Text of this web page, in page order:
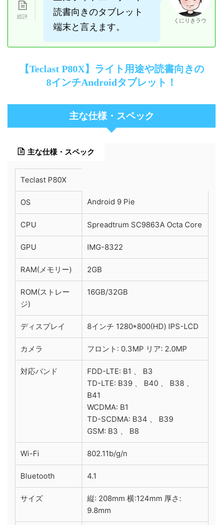
読書向きのタブレット
端末と言えます。
くにりきラウ
【Teclast P80X】ライト用途や読書向きの
8インチAndroidタブレット！
主な仕様・スペック
主な仕様・スペック
Teclast P80X
OS Android 9 Pie
CPU Spreadtrum SC9863A Octa Core
GPU IMG-8322
RAM(メモリー) 2GB
ROM(ストレー
ジ)
16GB/32GB
ディスプレイ 8インチ 1280*800(HD) IPS-LCD
カメラ フロント: 0.3MP リア: 2.0MP
対応バンド
FDD-LTE: B1 、 B3
TD-LTE: B39 、 B40 、 B38 、
B41
WCDMA: B1
TD-SCDMA: B34 、 B39
GSM: B3 、 B8
Wi-Fi 802.11b/g/n
Bluetooth 4.1
サイズ
縦: 208mm 横:124mm 厚さ:
9.8mm